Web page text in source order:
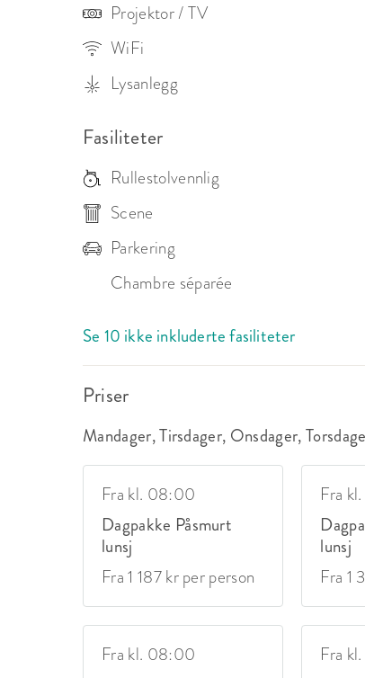
Projektor / TV
WiFi
Lysanlegg
Fasiliteter
Rullestolvennlig
Scene
Parkering
Chambre séparée
Se 10 ikke inkluderte fasiliteter
Priser
Mandager, Tirsdager, Onsdager,
Fra kl. 08:00
Dagpakke Påsmurt
lunsj
Fra 1 187 kr per person
Fra
lunsj
Fra 1
Fra kl. 08:00
Fra